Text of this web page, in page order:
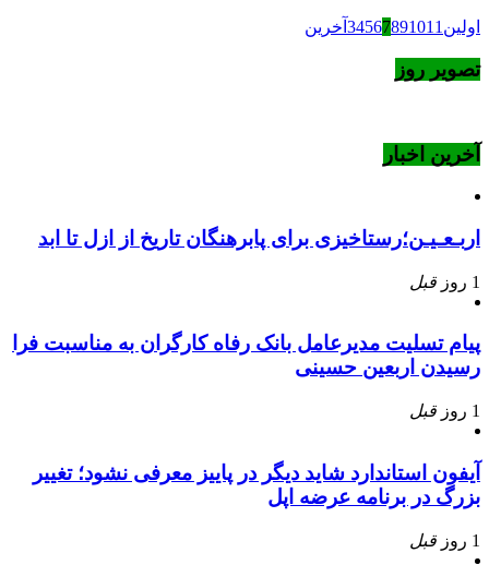
اولین 34567891011 آخرین
تصویر روز
آخرین اخبار
اربـعـیـن؛رستاخیزی برای پابرهنگان تاریخ از ازل تا ابد
1 روز قبل
پیام تسلیت مدیرعامل بانک رفاه کارگران به مناسبت فرا
رسیدن اربعین حسینی
1 روز قبل
آیفون استاندارد شاید دیگر در پاییز معرفی نشود؛ تغییر
بزرگ در برنامه عرضه اپل
1 روز قبل